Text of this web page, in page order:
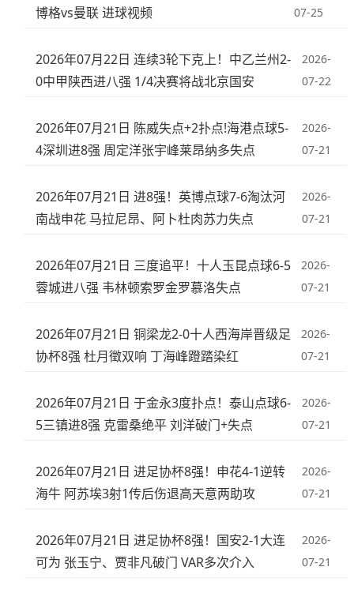
博格vs曼联 进球视频
07-25
2026年07月22日 连续3轮下克上！中乙兰州2-
0中甲陕西进八强 1/4决赛将战北京国安
2026-
07-22
2026年07月21日 陈威失点+2扑点!海港点球5-
4深圳进8强 周定洋张宇峰莱昂纳多失点
2026-
07-21
2026年07月21日 进8强！英博点球7-6淘汰河
南战申花 马拉尼昂、阿卜杜肉苏力失点
2026-
07-21
2026年07月21日 三度追平！十人玉昆点球6-5
蓉城进八强 韦林顿索罗金罗慕洛失点
2026-
07-21
2026年07月21日 铜梁龙2-0十人西海岸晋级足
协杯8强 杜月徵双响 丁海峰蹬踏染红
2026-
07-21
2026年07月21日 于金永3度扑点！泰山点球6-
5三镇进8强 克雷桑绝平 刘洋破门+失点
2026-
07-21
2026年07月21日 进足协杯8强！申花4-1逆转
海牛 阿苏埃3射1传后伤退高天意两助攻
2026-
07-21
2026年07月21日 进足协杯8强！国安2-1大连
可为 张玉宁、贾非凡破门 VAR多次介入
2026-
07-21